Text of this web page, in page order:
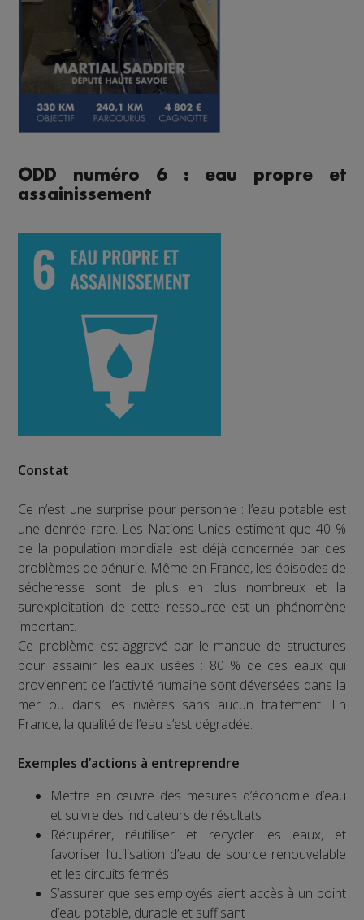
ODD numéro 6 : eau propre et
assainissement
Constat
Ce n’est une surprise pour personne : l’eau potable est
une denrée rare. Les Nations Unies estiment que 40 %
de la population mondiale est déjà concernée par des
problèmes de pénurie. Même en France, les épisodes de
sécheresse sont de plus en plus nombreux et la
surexploitation de cette ressource est un phénomène
important.
Ce problème est aggravé par le manque de structures
pour assainir les eaux usées : 80 % de ces eaux qui
proviennent de l’activité humaine sont déversées dans la
mer ou dans les rivières sans aucun traitement. En
France, la qualité de l’eau s’est dégradée.
Exemples d’actions à entreprendre
Mettre en œuvre des mesures d’économie d’eau
et suivre des indicateurs de résultats
Récupérer, réutiliser et recycler les eaux, et
favoriser l’utilisation d’eau de source renouvelable
et les circuits fermés
S’assurer que ses employés aient accès à un point
d’eau potable, durable et suffisant